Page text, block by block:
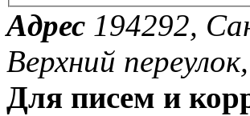
Адрес 194292,
Верхний
Для писем и